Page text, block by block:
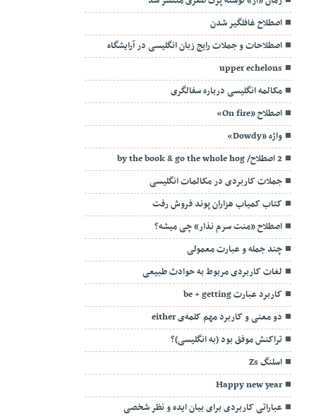
اصطلاح غافلگیر شدن
اصطلاحات و جملات رایج زبان انگلیسی در آرایشگاه
upper echelons
مکالمه انگلیسی درباره سفالگری
اصطلاح «On fire»
واژه «Dowdy»
2 اصطلاح/ by the book & go the whole hog
جملات کاربردی در مکالمات انگلیسی
کتاب کمیاب هزاران پوند فروش رفت
اصطلاح «منت سرم نذار» چی میشه؟
چند جمله و عبارت معمولی
لغات کاربردی مربوط به حوادث طبیعی
کاربرد عبارت be + getting
دو معنی و کاربرد مهم کلمه‌ی either
تراکنش موفق بود (به انگلیسی)؟
اسلنگ Zs
Happy new year
عباراتی کاربردی برای بیان ایده و نظر شخصی